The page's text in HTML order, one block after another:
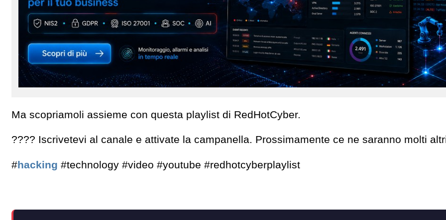
Ma scopriamoli assieme con questa playlist di RedHotCyber.
???? Iscrivetevi al canale e attivate la campanella. Prossimamente ce ne saranno molti
#hacking #technology #video #youtube #redhotcyberplaylist